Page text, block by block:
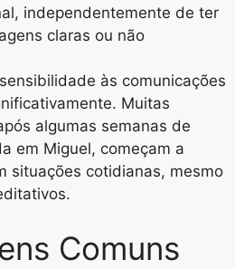
independentemente de ter
claras ou não
às comunicações
Muitas
algumas semanas de
em Miguel, começam a
situações cotidianas, mesmo
Comuns